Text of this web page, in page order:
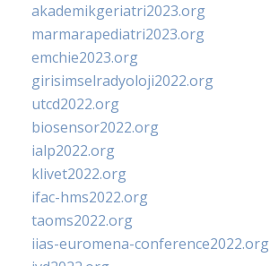
akademikgeriatri2023.org
marmarapediatri2023.org
emchie2023.org
girisimselradyoloji2022.org
utcd2022.org
biosensor2022.org
ialp2022.org
klivet2022.org
ifac-hms2022.org
taoms2022.org
iias-euromena-conference2022.org